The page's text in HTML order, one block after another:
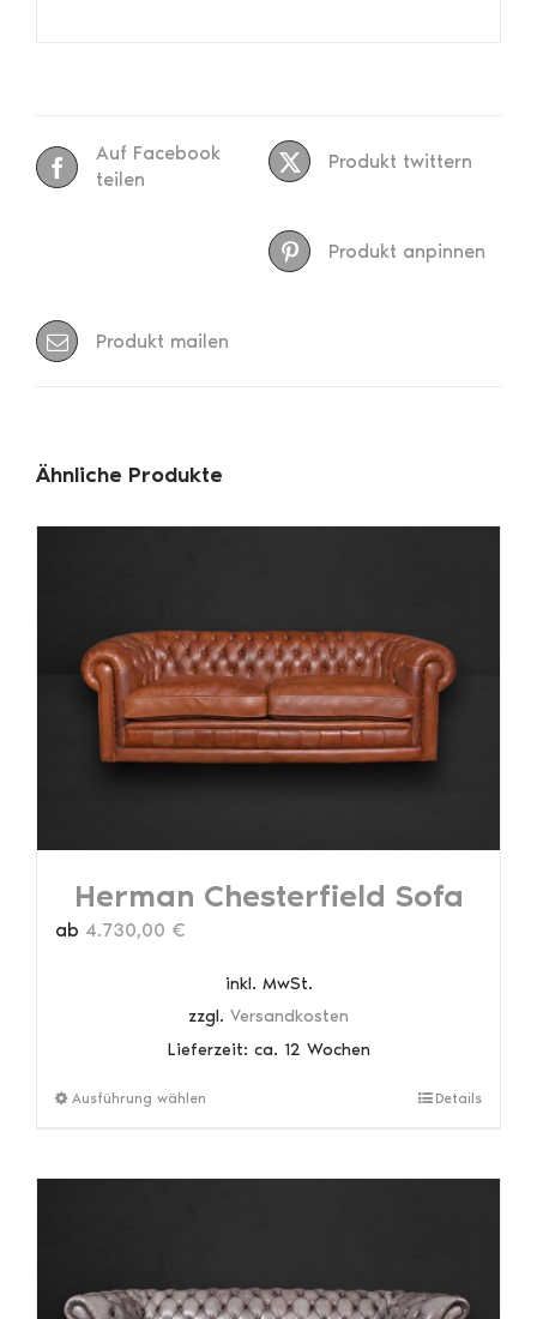
Auf Facebook
teilen
Produkt twittern
Produkt anpinnen
Produkt mailen
Ähnliche Produkte
Herman Chesterfield Sofa
ab 4.730,00 €
inkl. MwSt.
zzgl. Versandkosten
Lieferzeit: ca. 12 Wochen
Ausführung wählen
mehrere
können
Details